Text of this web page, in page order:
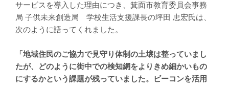
サービスを導入した理由につき、箕面市教育委員会事務
局 子供未来創造局 学校生活支援課長の坪田 忠宏氏は、
次のように語ってくれました。
「地域住民のご協力で見守り体制の土壌は整っていまし
たが、どのように街中での検知網をよりきめ細かいもの
にするかという課題が残っていました。ビーコンを活用